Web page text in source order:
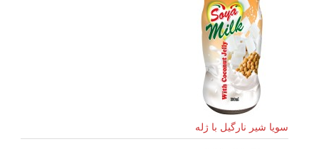
سویا شیر نارگیل با ژله